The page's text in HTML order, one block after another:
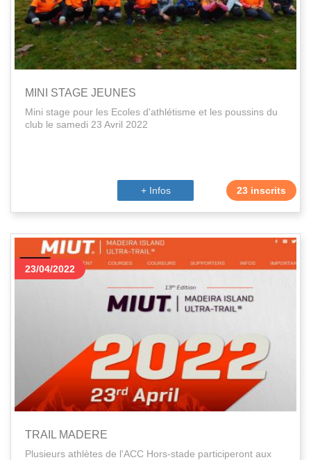
MINI STAGE JEUNES
Mini stage pour les Ecoles d'athlétisme et les poussins du
club le samedi 23 Avril 2022
+ Infos 23 inscrits
TRAIL MADERE
Plusieurs athlètes de l'ACC Hors-stade participeront aux
23/04/2022